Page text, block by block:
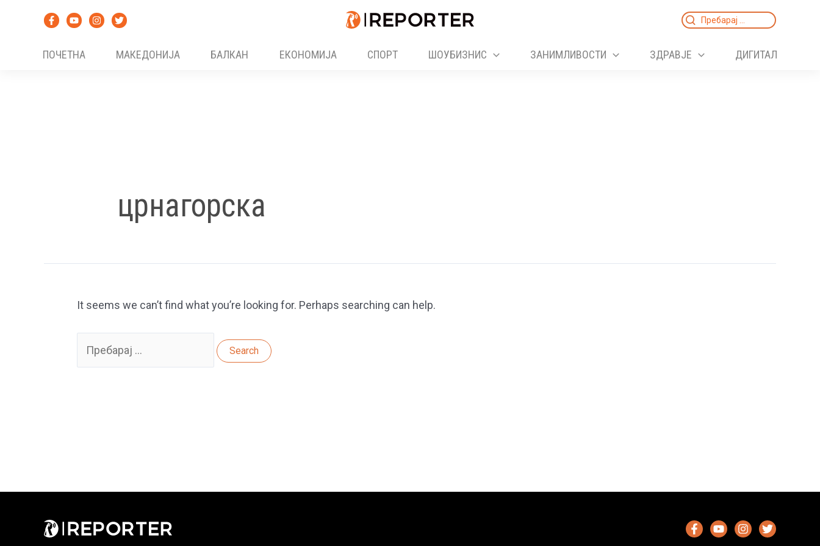
Search
ПОЧЕТНА
МАКЕДОНИЈА БАЛКАН ЕКОНОМИЈА СПОРТ ШОУБИЗНИС ЗАНИМЛИВОСТИ ЗДРАВЈЕ ДИГИТАЛ
црнагорска
It seems we can’t find what you’re looking for. Perhaps searching can help.
for: